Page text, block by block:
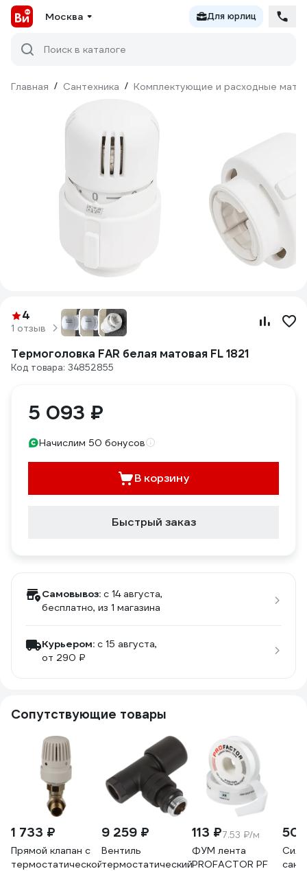
Москва Для юрлиц
Поиск в каталоге
Главная / Сантехника / Комплектующие и расходные
4
1 отзыв
Термоголовка FAR белая матовая FL 1821
Код товара: 34852855
5 093 ₽
Начислим 50 бонусов
В корзину
Быстрый заказ
Самовывоз: c 14 августа,
бесплатно, из 1 магазина
Курьером: c 15 августа,
от 290 ₽
Сопутствующие товары
1 733 ₽
Прямой клапан с
термостатической
9 259 ₽
Вентиль
термостатический
113 ₽7.53 ₽/м
ФУМ лента
PROFACTOR PF